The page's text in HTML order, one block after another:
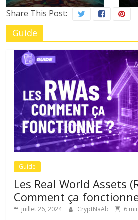
Share This Post:
Guide
Guide
Les Real World Assets
Comment ça
juillet 26, 2024 CryptNaAb 6